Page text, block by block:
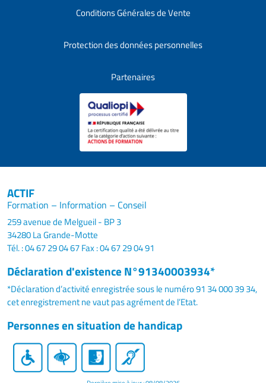
Conditions Générales de Vente
Protection des données personnelles
Partenaires
ACTIF
Formation – Information – Conseil
259 avenue de Melgueil - BP 3
34280 La Grande-Motte
Tél. : 04 67 29 04 67Fax : 04 67 29 04 91
Déclaration d'existence N°91340003934*
*Déclaration d’activité enregistrée sous le numéro 91 34 000 39 34,
cet enregistrement ne vaut pas agrément de l’Etat.
Personnes en situation de handicap